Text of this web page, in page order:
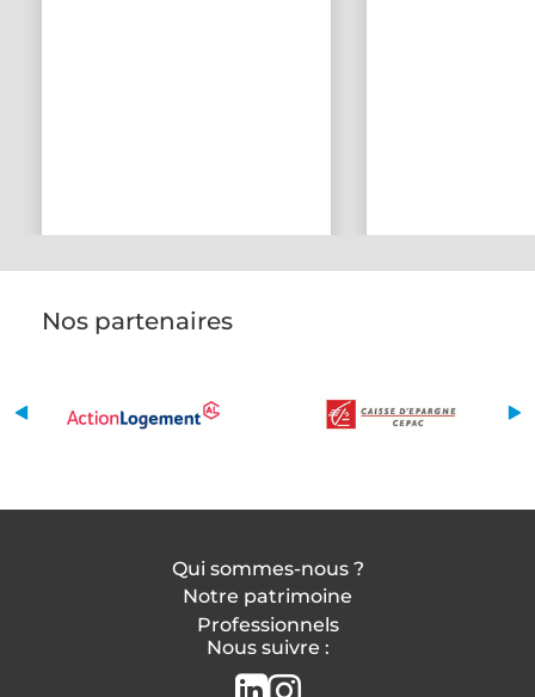
Nos partenaires
Qui sommes-nous ?
Notre patrimoine
Professionnels
Nous suivre :